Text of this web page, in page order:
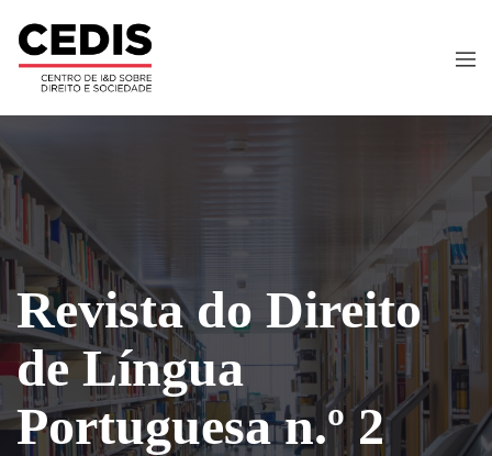
Revista do Direito
de Língua
Portuguesa n.º 2